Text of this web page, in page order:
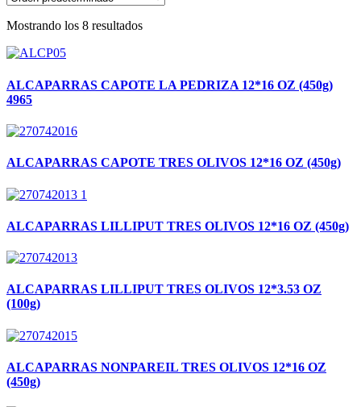
Mostrando los 8 resultados
ALCAPARRAS CAPOTE LA PEDRIZA 12*16 OZ (450g)
4965
ALCAPARRAS CAPOTE TRES OLIVOS 12*16 OZ (450g)
ALCAPARRAS LILLIPUT TRES OLIVOS 12*16 OZ (450g)
ALCAPARRAS LILLIPUT TRES OLIVOS 12*3.53 OZ
(100g)
ALCAPARRAS NONPAREIL TRES OLIVOS 12*16 OZ
(450g)